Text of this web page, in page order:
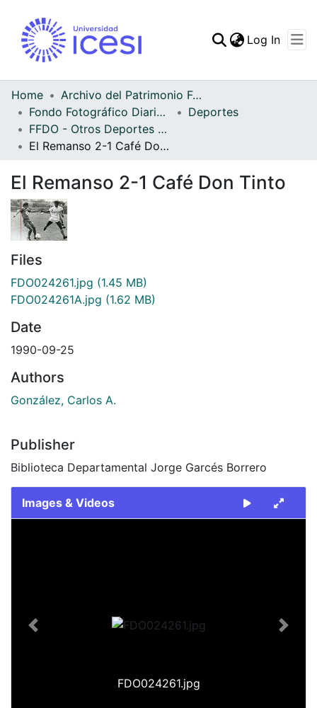
Statistics
Log In
Home
Archivo del Patrimonio Fotográfico y Fílmico del Valle del Cauca
Fondo Fotográfico Diario Occidente
Deportes
FFDO - Otros Deportes - Patrimonial
El Remanso 2-1 Café Don Tinto
El Remanso 2-1 Café Don Tinto
Files
FDO024261.jpg (1.45 MB)
FDO024261A.jpg (1.62 MB)
Date
1990-09-25
Authors
González, Carlos A.
Publisher
Biblioteca Departamental Jorge Garcés Borrero
Images & Videos
FDO024261.jpg
Previous Next